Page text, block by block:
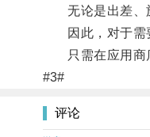
无论是出差、旅
因此，对于需要
只需在应用商店
#3#
评论